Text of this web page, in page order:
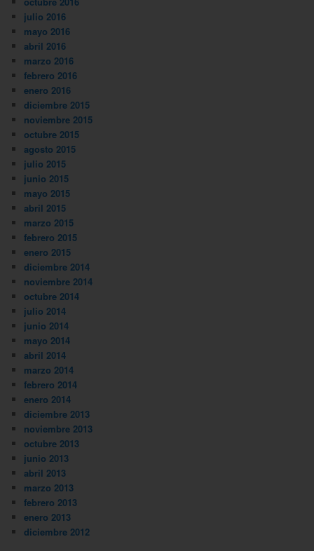
julio 2016
mayo 2016
abril 2016
marzo 2016
febrero 2016
enero 2016
diciembre 2015
noviembre 2015
octubre 2015
agosto 2015
julio 2015
junio 2015
mayo 2015
abril 2015
marzo 2015
febrero 2015
enero 2015
diciembre 2014
noviembre 2014
octubre 2014
julio 2014
junio 2014
mayo 2014
abril 2014
marzo 2014
febrero 2014
enero 2014
diciembre 2013
noviembre 2013
octubre 2013
junio 2013
abril 2013
marzo 2013
febrero 2013
enero 2013
diciembre 2012